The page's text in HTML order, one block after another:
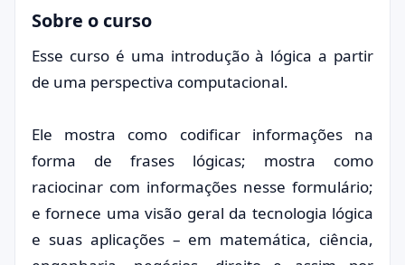
Sobre o curso
Esse curso é uma introdução à lógica a partir
de uma perspectiva computacional.
Ele mostra como codificar informações na
forma de frases lógicas; mostra como
raciocinar com informações nesse formulário;
e fornece uma visão geral da tecnologia lógica
e suas aplicações – em matemática, ciência,